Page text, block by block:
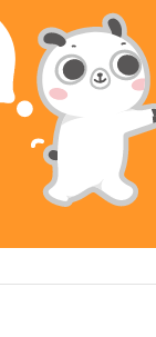
美
イベ
ご利
取り
既製
初め
商品
お客